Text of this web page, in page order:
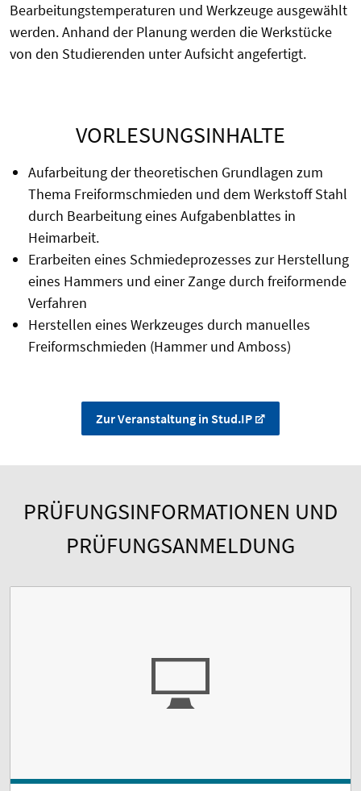
Bearbeitungstemperaturen und Werkzeuge ausgewählt
werden. Anhand der Planung werden die Werkstücke
von den Studierenden unter Aufsicht angefertigt.
VORLESUNGSINHALTE
Aufarbeitung der theoretischen Grundlagen zum
Thema Freiform­schmieden und dem Werkstoff Stahl
durch Bearbeitung eines Aufgabenblattes in
Heimarbeit.
Erarbeiten eines Schmiedeprozesses zur Herstellung
eines Hammers und einer Zange durch freiformende
Verfahren
Herstellen eines Werkzeuges durch manuelles
Freiformschmieden (Hammer und Amboss)
Zur Veranstaltung in Stud.IP
PRÜFUNGSINFORMATIONEN UND
PRÜFUNGSANMELDUNG